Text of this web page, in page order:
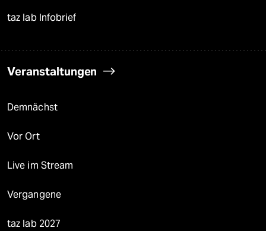
taz lab Infobrief
Veranstaltungen
Demnächst
Vor Ort
Live im Stream
Vergangene
taz lab 2027